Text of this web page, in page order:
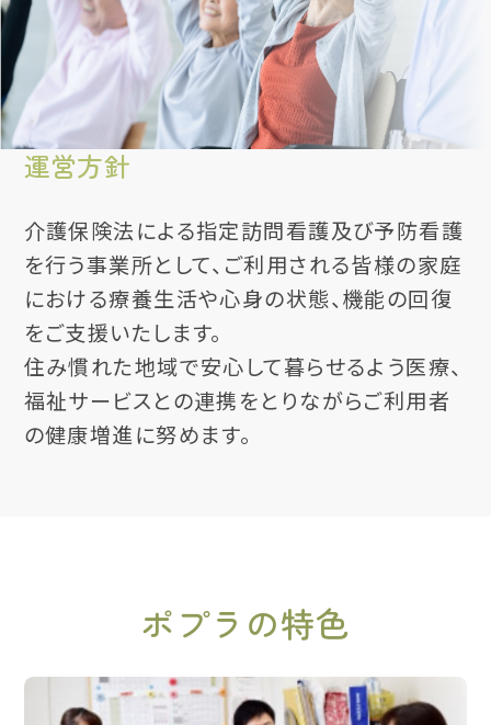
運営方針
介護保険法による指定訪問看護及び予防看護
を行う事業所として、ご利用される皆様の家庭
における療養生活や心身の状態、機能の回復
をご支援いたします。
住み慣れた地域で安心して暮らせるよう医療、
福祉サービスとの連携をとりながらご利用者
の健康増進に努めます。
ポプラの特色